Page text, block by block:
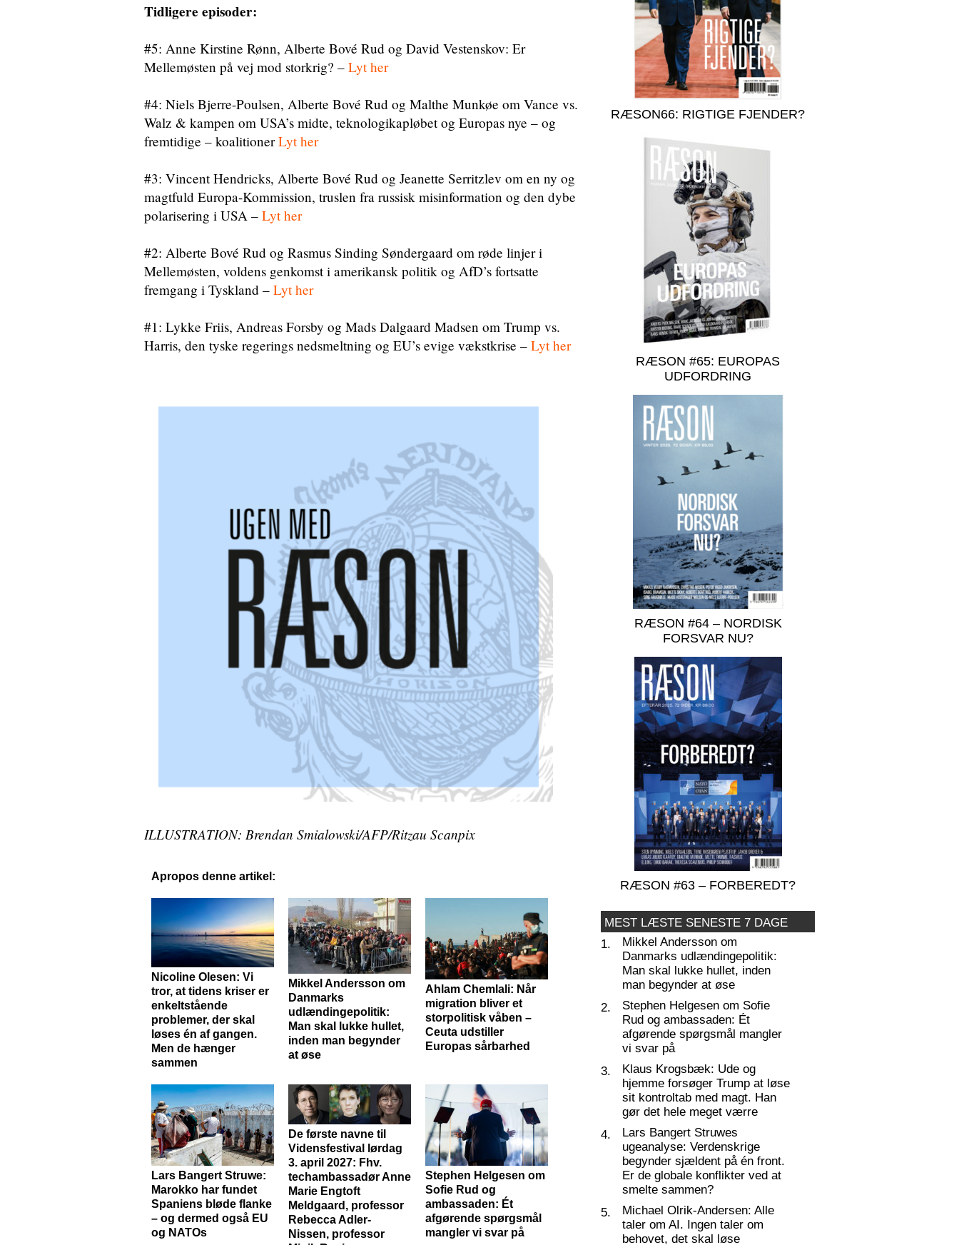
ned
for
Tidligere episoder:
#5: Anne Kirstine Rønn, Alberte Bové Rud og David Vestenskov: Er
Mellemøsten på vej mod storkrig? – Lyt her
#4: Niels Bjerre-Poulsen, Alberte Bové Rud og Malthe Munkøe om Vance vs.
Walz & kampen om USA’s midte, teknologikapløbet og Europas nye – og
fremtidige – koalitionerLyt her
#3: Vincent Hendricks, Alberte Bové Rud og Jeanette Serritzlev om en ny og
magtfuld Europa-Kommission, truslen fra russisk misinformation og den dybe
polarisering i USA – Lyt her
#2: Alberte Bové Rud og Rasmus Sinding Søndergaard om røde linjer i
Mellemøsten, voldens genkomst i amerikansk politik og AfD’s fortsatte
fremgang i Tyskland – Lyt her
#1: Lykke Friis, Andreas Forsby og Mads Dalgaard Madsen om Trump vs.
Harris, den tyske regerings nedsmeltning og EU’s evige vækstkrise – Lyt her
ILLUSTRATION: Brendan Smialowski/AFP/Ritzau Scanpix
Apropos denne artikel:
Nicoline Olesen: Vi
tror, at tidens kriser er
enkeltstående
problemer, der skal
løses én af gangen.
Men de hænger
sammen
Mikkel Andersson om
Danmarks
udlændingepolitik:
Man skal lukke hullet,
inden man begynder
at øse
Ahlam Chemlali: Når
migration bliver et
storpolitisk våben –
Ceuta udstiller
Europas sårbarhed
Lars Bangert Struwe:
Marokko har fundet
Spaniens bløde flanke
– og dermed også EU
og NATOs
De første navne til
Vidensfestival lørdag
3. april 2027: Fhv.
techambassadør Anne
Marie Engtoft
Meldgaard, professor
Rebecca Adler-
Nissen, professor
Stephen Helgesen om
Sofie Rud og
ambassaden: Ét
afgørende spørgsmål
mangler vi svar på
RÆSON66: RIGTIGE FJENDER?
RÆSON #65: EUROPAS
UDFORDRING
RÆSON #64 – NORDISK
FORSVAR NU?
RÆSON #63 – FORBEREDT?
MEST LÆSTE SENESTE 7 DAGE
1.
Mikkel Andersson om
Danmarks udlændingepolitik:
Man skal lukke hullet, inden
man begynder at øse
2.
Stephen Helgesen om Sofie
Rud og ambassaden: Ét
afgørende spørgsmål mangler
vi svar på
3.
Klaus Krogsbæk: Ude og
hjemme forsøger Trump at løse
sit kontroltab med magt. Han
gør det hele meget værre
4.
Lars Bangert Struwes
ugeanalyse: Verdenskrige
begynder sjældent på én front.
Er de globale konflikter ved at
smelte sammen?
5.
Michael Olrik-Andersen: Alle
taler om AI. Ingen taler om
behovet, det skal løse